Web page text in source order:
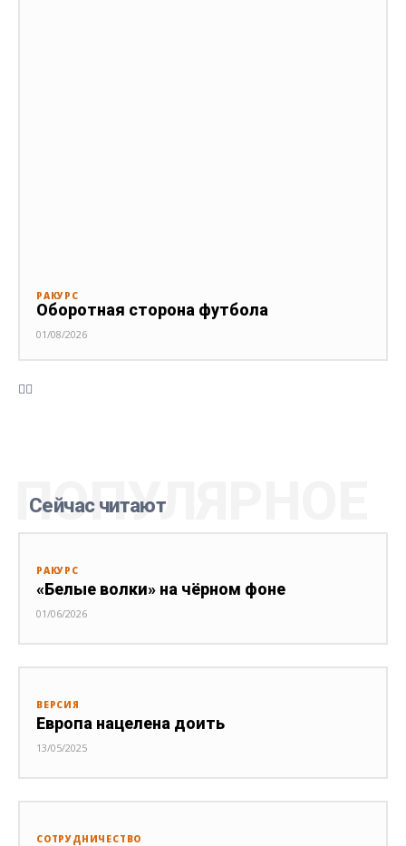
РАКУРС
Оборотная сторона футбола
01/08/2026
Сейчас читают
ПОПУЛЯРНОЕ
РАКУРС
«Белые волки» на чёрном фоне
01/06/2026
ВЕРСИЯ
Европа нацелена доить
13/05/2025
СОТРУДНИЧЕСТВО